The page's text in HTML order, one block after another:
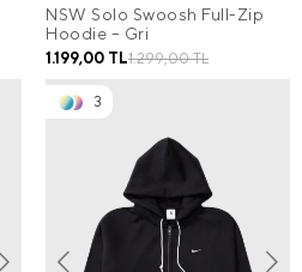
NSW Solo Swoosh Full-Zip
Hoodie – Gri
1.299,00 TL
1.199,00 TL
3